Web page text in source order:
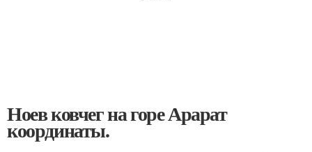
Ноев ковчег на горе Арарат
координаты.